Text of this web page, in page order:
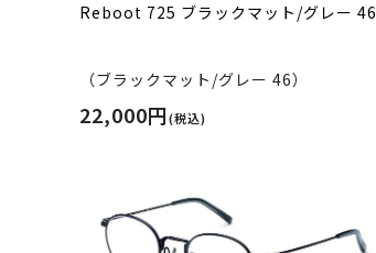
Reboot 725 ブラックマット/グレー 46
（ブラックマット/グレー 46）
22,000円(税込)